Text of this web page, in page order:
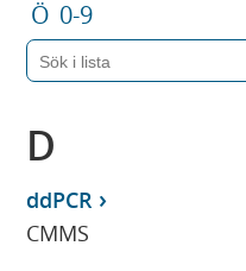
Ö 0-9
D
ddPCR
CMMS